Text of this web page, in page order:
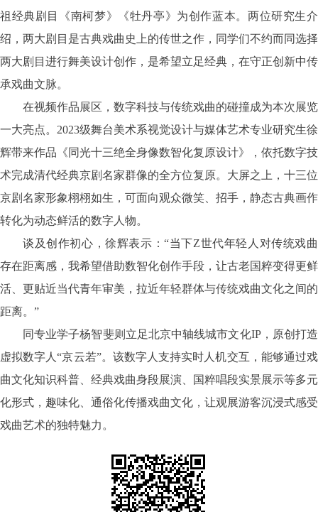
祖经典剧目《南柯梦》《牡丹亭》为创作蓝本。两位研究生介
绍，两大剧目是古典戏曲史上的传世之作，同学们不约而同选择
两大剧目进行舞美设计创作，是希望立足经典，在守正创新中传
承戏曲文脉。
在视频作品展区，数字科技与传统戏曲的碰撞成为本次展览
一大亮点。 2023级舞台美术系视觉设计与媒体艺术专业研究生徐
辉带来作品《同光十三绝全身像数智化复原设计》，依托数字技
术完成清代经典京剧名家群像的全方位复原。大屏之上，十三位
京剧名家形象栩栩如生，可面向观众微笑、招手，静态古典画作
转化为动态鲜活的数字人物。
谈及创作初心，徐辉表示：“当下Z世代年轻人对传统戏曲
存在距离感，我希望借助数智化创作手段，让古老国粹变得更鲜
活、更贴近当代青年审美，拉近年轻群体与传统戏曲文化之间的
距离。”
同专业学子杨智斐则立足北京中轴线城市文化IP，原创打造
虚拟数字人“京云若”。该数字人支持实时人机交互，能够通过戏
曲文化知识科普、经典戏曲身段展演、国粹唱段实景展示等多元
化形式，趣味化、通俗化传播戏曲文化，让观展游客沉浸式感受
戏曲艺术的独特魅力。